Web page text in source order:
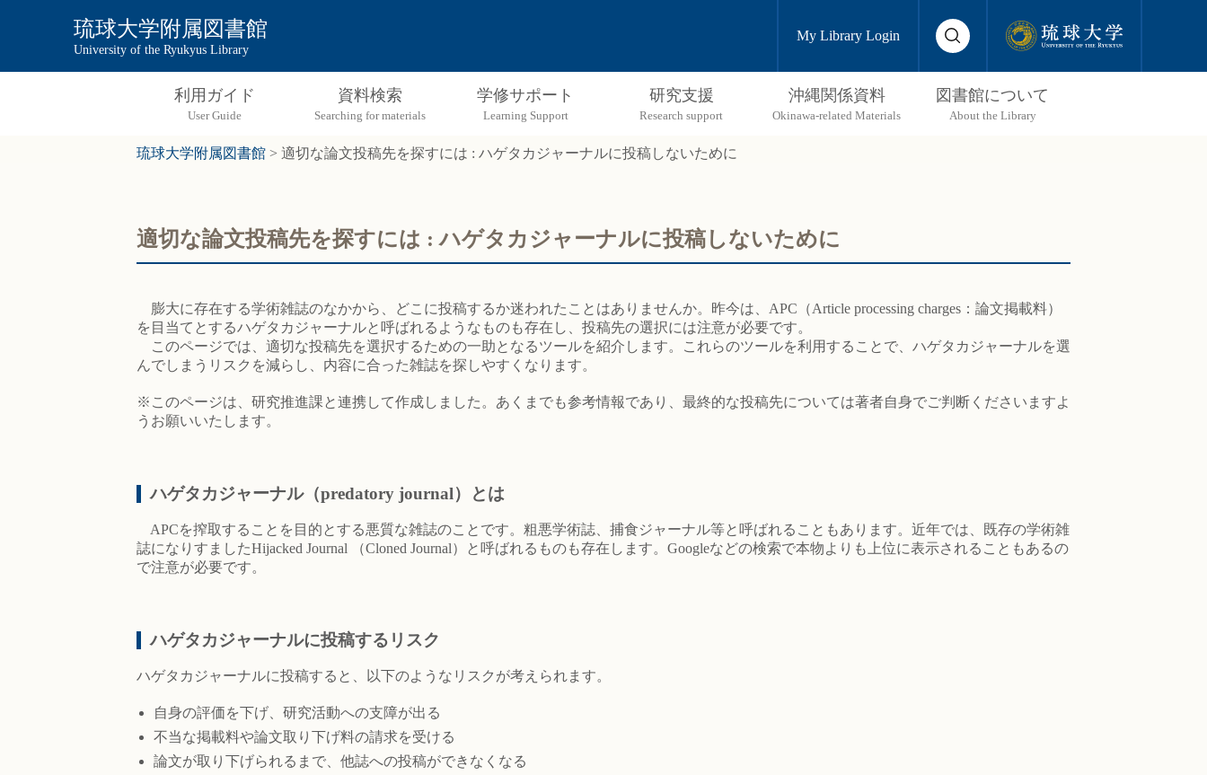
琉球大学附属図書館
University of the Ryukyus Library
My Library Login
利用ガイド 資料検索 学修サポート 研究支援 沖縄関係資料 図書館について
琉球大学附属図書館 > 適切な論文投稿先を探すには : ハゲタカジャーナルに投稿しないために
適切な論文投稿先を探すには : ハゲタカジャーナルに投稿しないために
膨大に存在する学術雑誌のなかから、どこに投稿するか迷われたことはありませんか。昨今は、APC（Article processing charges：論文掲載料）
を目当てとするハゲタカジャーナルと呼ばれるようなものも存在し、投稿先の選択には注意が必要です。
このページでは、適切な投稿先を選択するための一助となるツールを紹介します。これらのツールを利用することで、ハゲタカジャーナルを選
んでしまうリスクを減らし、内容に合った雑誌を探しやすくなります。
※このページは、研究推進課と連携して作成しました。あくまでも参考情報であり、最終的な投稿先については著者自身でご判断くださいますよ
うお願いいたします。
ハゲタカジャーナル（predatory journal）とは
APCを搾取することを目的とする悪質な雑誌のことです。粗悪学術誌、捕食ジャーナル等と呼ばれることもあります。近年では、既存の学術雑
誌になりすましたHijacked Journal （Cloned Journal）と呼ばれるものも存在します。Googleなどの検索で本物よりも上位に表示されることもあるの
で注意が必要です。
ハゲタカジャーナルに投稿するリスク
ハゲタカジャーナルに投稿すると、以下のようなリスクが考えられます。
自身の評価を下げ、研究活動への支障が出る
不当な掲載料や論文取り下げ料の請求を受ける
論文が取り下げられるまで、他誌への投稿ができなくなる